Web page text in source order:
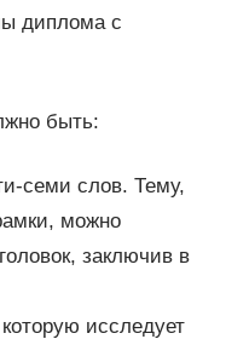
диплома с
быть:
семи слов. Тему,
можно
заключив в
исследует